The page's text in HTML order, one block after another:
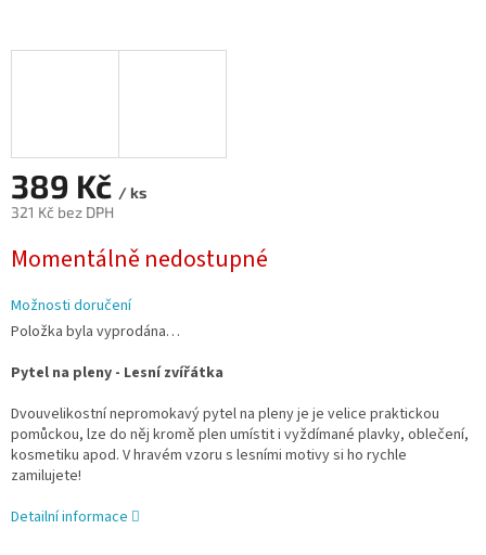
389 Kč / ks
321 Kč bez DPH
cena:
Momentálně nedostupné
Možnosti doručení
Položka byla vyprodána…
Pytel na pleny - Lesní zvířátka
Dvouvelikostní nepromokavý pytel na pleny je je velice praktickou
pomůckou, lze do něj kromě plen umístit i vyždímané plavky, oblečení,
kosmetiku apod. V hravém vzoru s lesními motivy si ho rychle
zamilujete!
Detailní informace